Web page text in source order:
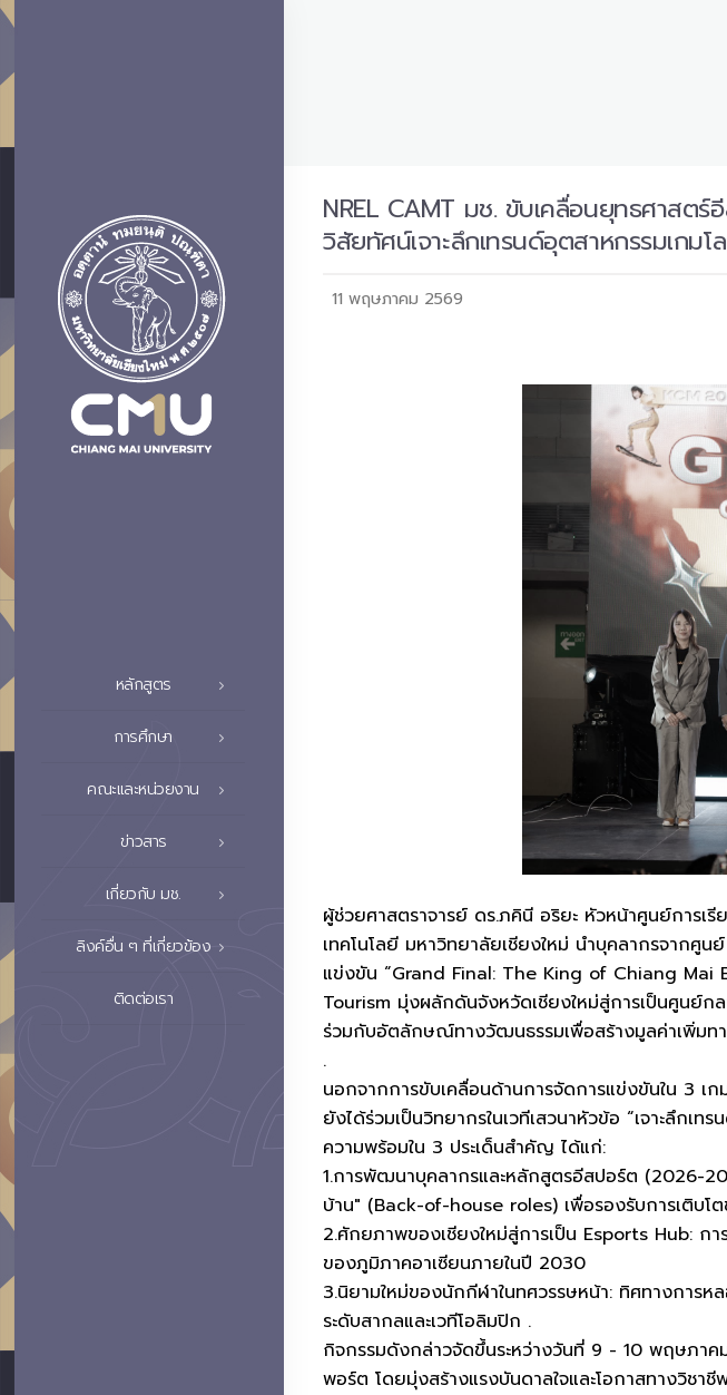
หลักสูตร
การศึกษา
คณะและหน่วยงาน
ข่าวสาร
เกี่ยวกับ มช.
ลิงค์อื่น ๆ ที่เกี่ยวข้อง
ติดต่อเรา
NREL CAMT มช. ขับเคลื่อนยุทธศาสต
วิสัยทัศน์เจาะลึกเทรนด์อุตสาหกรรมเกม
11 พฤษภาคม 2569
ผู้ช่วยศาสตราจารย์ ดร.ภคินี อริยะ หัวหน้าศูนย์การ
เทคโนโลยี มหาวิทยาลัยเชียงใหม่ นำบุคลากรจากศู
แข่งขัน “Grand Final: The King of Chiang Mai
Tourism มุ่งผลักดันจังหวัดเชียงใหม่สู่การเป็นศูนย์
ร่วมกับอัตลักษณ์ทางวัฒนธรรมเพื่อสร้างมูลค่าเพิ่มท
.
นอกจากการขับเคลื่อนด้านการจัดการแข่งขันใน 3
ยังได้ร่วมเป็นวิทยากรในเวทีเสวนาหัวข้อ “เจาะลึก
ความพร้อมใน 3 ประเด็นสำคัญ ได้แก่:
1.การพัฒนาบุคลากรและหลักสูตรอีสปอร์ต (2026-
บ้าน" (Back-of-house roles) เพื่อรองรับการเติบโ
2.ศักยภาพของเชียงใหม่สู่การเป็น Esports Hub: กา
ของภูมิภาคอาเซียนภายในปี 2030
3.นิยามใหม่ของนักกีฬาในทศวรรษหน้า: ทิศทางการ
ระดับสากลและเวทีโอลิมปิก .
กิจกรรมดังกล่าวจัดขึ้นระหว่างวันที่ 9 - 10 พฤษภา
พอร์ต โดยมุ่งสร้างแรงบันดาลใจและโอกาสทางวิชาชี